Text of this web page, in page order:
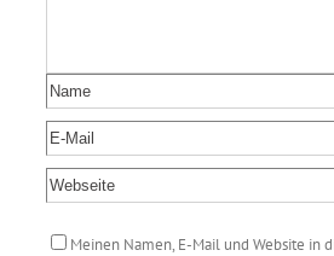
Meinen Namen, E-Mail und Website in